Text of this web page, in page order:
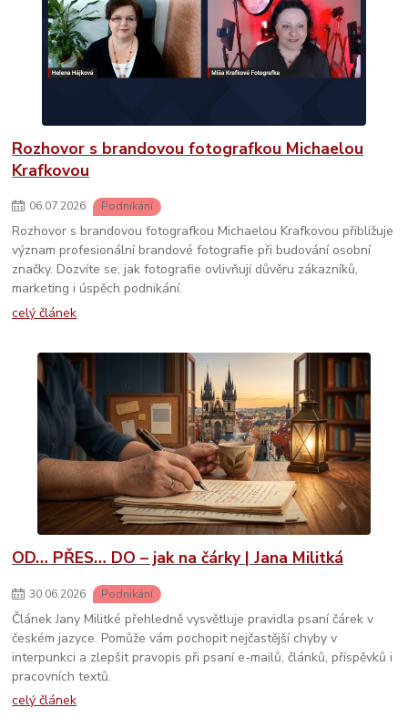
Rozhovor s brandovou fotografkou Michaelou
Krafkovou
06.07.2026 Podnikání
Rozhovor s brandovou fotografkou Michaelou Krafkovou přibližuje
význam profesionální brandové fotografie při budování osobní
značky. Dozvíte se, jak fotografie ovlivňují důvěru zákazníků,
marketing i úspěch podnikání.
celý článek
OD… PŘES… DO – jak na čárky | Jana Militká
30.06.2026 Podnikání
Článek Jany Militké přehledně vysvětluje pravidla psaní čárek v
českém jazyce. Pomůže vám pochopit nejčastější chyby v
interpunkci a zlepšit pravopis při psaní e-mailů, článků, příspěvků i
pracovních textů.
celý článek